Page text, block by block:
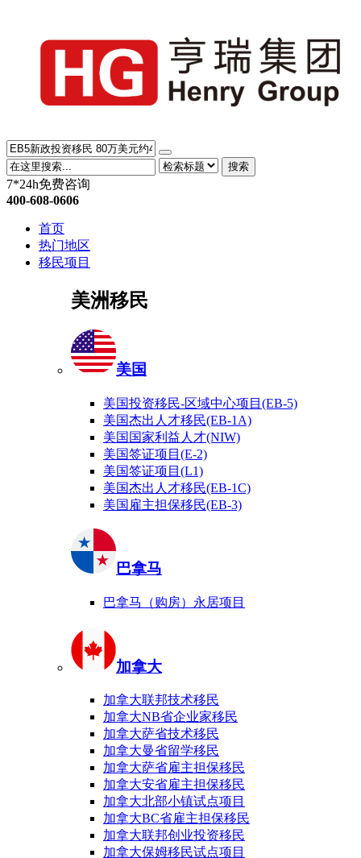
搜索
7*24h免费咨询
400-608-0606
首页
热门地区
移民项目
美洲移民
美国
美国投资移民-区域中心项目(EB-5)
美国杰出人才移民(EB-1A)
美国国家利益人才(NIW)
美国签证项目(E-2)
美国签证项目(L1)
美国杰出人才移民(EB-1C)
美国雇主担保移民(EB-3)
巴拿马
巴拿马（购房）永居项目
加拿大
加拿大联邦技术移民
加拿大NB省企业家移民
加拿大萨省技术移民
加拿大曼省留学移民
加拿大萨省雇主担保移民
加拿大安省雇主担保移民
加拿大北部小镇试点项目
加拿大BC省雇主担保移民
加拿大联邦创业投资移民
加拿大保姆移民试点项目